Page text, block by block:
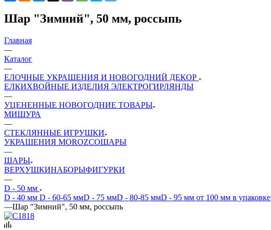
Шар "Зимний", 50 мм, россыпь
Главная
—
Каталог
—
ЕЛОЧНЫЕ УКРАШЕНИЯ И НОВОГОДНИЙ ДЕКОР
ЕЛКИХВОЙНЫЕ ИЗДЕЛИЯ ЭЛЕКТРОГИРЛЯНДЫ
—
УЦЕНЕННЫЕ НОВОГОДНИЕ ТОВАРЫ
МИШУРА
—
СТЕКЛЯННЫЕ ИГРУШКИ
УКРАШЕНИЯ MOROZCOШАРЫ
—
ШАРЫ
ВЕРХУШКИНАБОРЫФИГУРКИ
—
D - 50 мм
D - 40 мм D - 60-65 ммD - 75 ммD - 80-85 ммD - 95 мм от 100 мм в упаковке
—Шар "Зимний", 50 мм, россыпь